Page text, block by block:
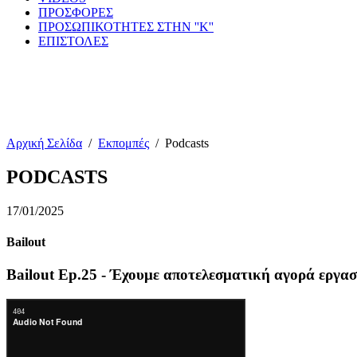
ΠΡΟΣΦΟΡΕΣ
ΠΡΟΣΩΠΙΚΟΤΗΤΕΣ ΣΤΗΝ ''Κ''
ΕΠΙΣΤΟΛΕΣ
Αρχική Σελίδα / Εκπομπές / Podcasts
PODCASTS
17/01/2025
Bailout
Bailout Ep.25 - Έχουμε αποτελεσματική αγορά